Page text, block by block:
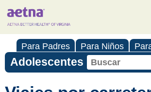
Para Padres Para Niños
Adolescentes